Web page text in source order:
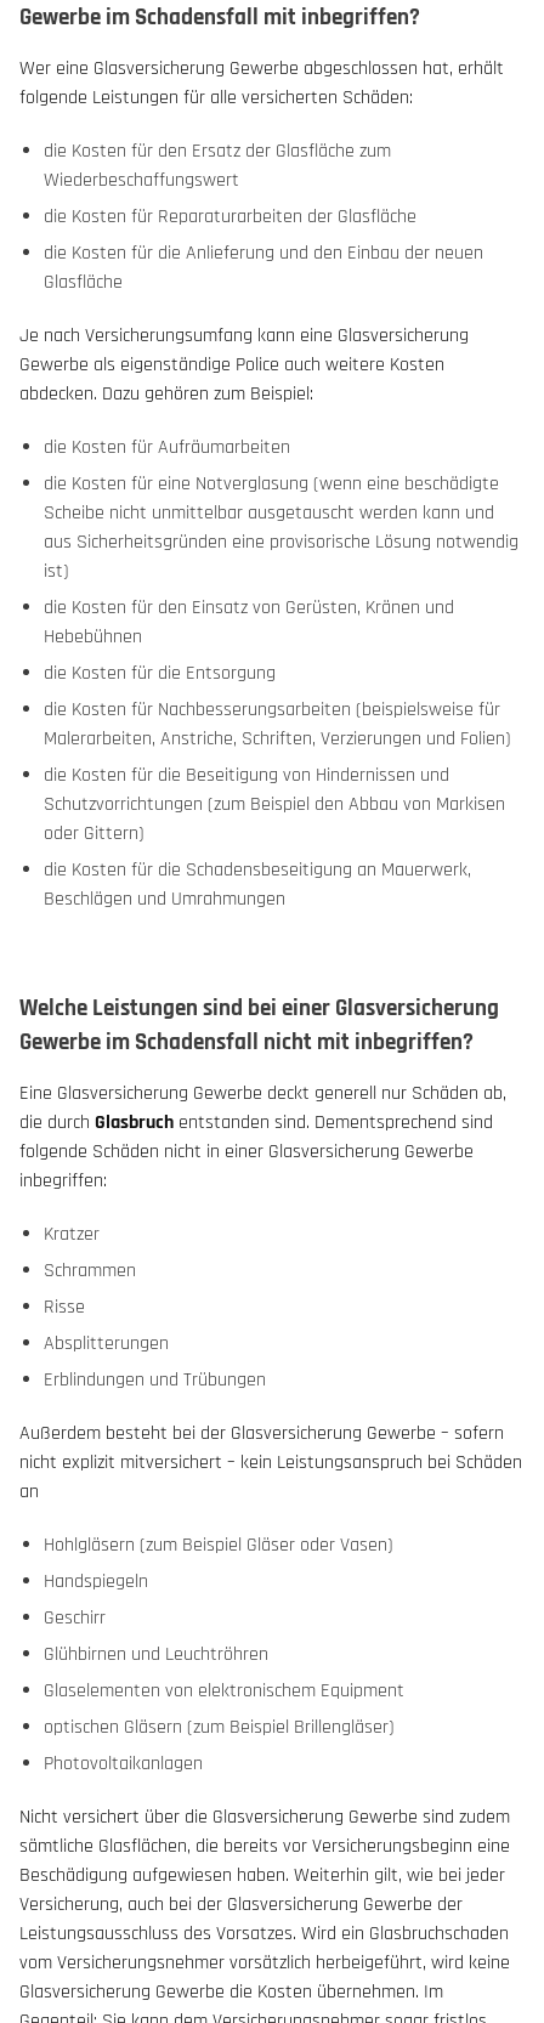
Gewerbe im Schadensfall mit inbegriffen?
Wer eine Glasversicherung Gewerbe abgeschlossen hat, erhält
folgende Leistungen für alle versicherten Schäden:
die Kosten für den Ersatz der Glasfläche zum
Wiederbeschaffungswert
die Kosten für Reparaturarbeiten der Glasfläche
die Kosten für die Anlieferung und den Einbau der neuen
Glasfläche
Je nach Versicherungsumfang kann eine Glasversicherung
Gewerbe als eigenständige Police auch weitere Kosten
abdecken. Dazu gehören zum Beispiel:
die Kosten für Aufräumarbeiten
die Kosten für eine Notverglasung (wenn eine beschädigte
Scheibe nicht unmittelbar ausgetauscht werden kann und
aus Sicherheitsgründen eine provisorische Lösung notwendig
ist)
die Kosten für den Einsatz von Gerüsten, Kränen und
Hebebühnen
die Kosten für die Entsorgung
die Kosten für Nachbesserungsarbeiten (beispielsweise für
Malerarbeiten, Anstriche, Schriften, Verzierungen und Folien)
die Kosten für die Beseitigung von Hindernissen und
Schutzvorrichtungen (zum Beispiel den Abbau von Markisen
oder Gittern)
die Kosten für die Schadensbeseitigung an Mauerwerk,
Beschlägen und Umrahmungen
Welche Leistungen sind bei einer Glasversicherung
Gewerbe im Schadensfall nicht mit inbegriffen?
Eine Glasversicherung Gewerbe deckt generell nur Schäden ab,
die durch Glasbruch entstanden sind. Dementsprechend sind
folgende Schäden nicht in einer Glasversicherung Gewerbe
inbegriffen:
Kratzer
Schrammen
Risse
Absplitterungen
Erblindungen und Trübungen
Außerdem besteht bei der Glasversicherung Gewerbe – sofern
nicht explizit mitversichert – kein Leistungsanspruch bei Schäden
an
Hohlgläsern (zum Beispiel Gläser oder Vasen)
Handspiegeln
Geschirr
Glühbirnen und Leuchtröhren
Glaselementen von elektronischem Equipment
optischen Gläsern (zum Beispiel Brillengläser)
Photovoltaikanlagen
Nicht versichert über die Glasversicherung Gewerbe sind zudem
sämtliche Glasflächen, die bereits vor Versicherungsbeginn eine
Beschädigung aufgewiesen haben. Weiterhin gilt, wie bei jeder
Versicherung, auch bei der Glasversicherung Gewerbe der
Leistungsausschluss des Vorsatzes. Wird ein Glasbruchschaden
vom Versicherungsnehmer vorsätzlich herbeigeführt, wird keine
Glasversicherung Gewerbe die Kosten übernehmen. Im